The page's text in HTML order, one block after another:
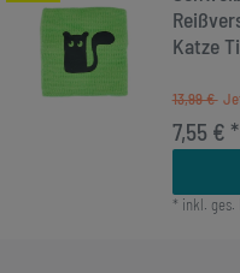
Katze
13,99 €
7,55 € *
* inkl. ges.